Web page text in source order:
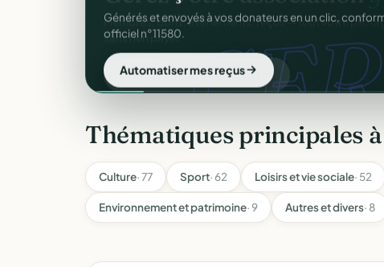
Générés et envoyés à vos donateurs en un clic,
officiel n°11580.
Automatiser mes reçus
Thématiques principales
Culture· 77 Sport· 62 Loisirs et vie sociale· 52
Environnement et patrimoine· 9 Autres et divers· 8